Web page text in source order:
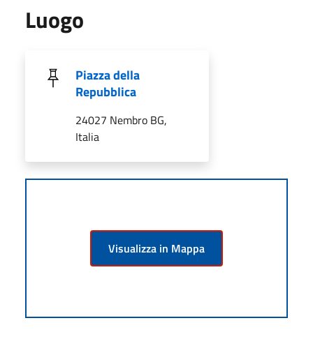
Luogo
Piazza della
Repubblica
24027 Nembro BG,
Italia
Visualizza in Mappa